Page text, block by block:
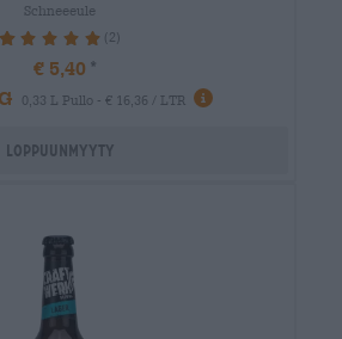
Schneeeule
100% (2)
€ 5,40
0,33 L Pullo - € 16,36 / LTR
Loppuunmyyty